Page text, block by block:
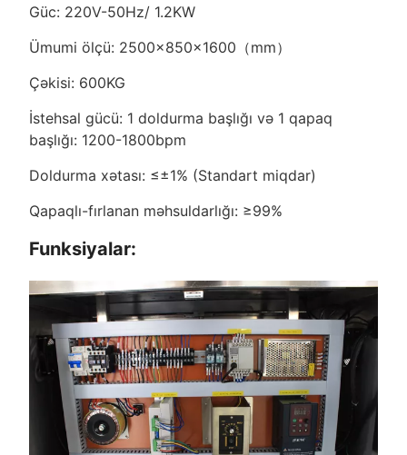
Güc: 220V-50Hz/ 1.2KW
Ümumi ölçü: 2500×850×1600（mm）
Çəkisi: 600KG
İstehsal gücü: 1 doldurma başlığı və 1 qapaq
başlığı: 1200-1800bpm
Doldurma xətası: ≤±1% (Standart miqdar)
Qapaqlı-fırlanan məhsuldarlığı: ≥99%
Funksiyalar: